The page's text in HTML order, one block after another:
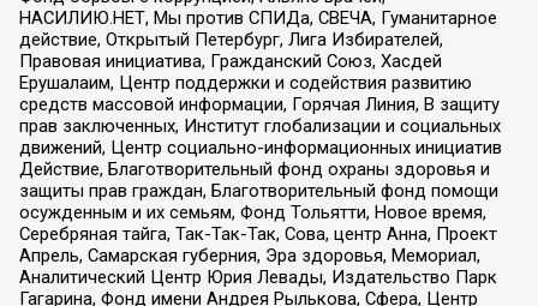
НАСИЛИЮ.НЕТ, Мы против СПИДа, СВЕЧА, Гуманитарное
действие, Открытый Петербург, Лига Избирателей,
Правовая инициатива, Гражданский Союз, Хасдей
Ерушалаим, Центр поддержки и содействия развитию
средств массовой информации, Горячая Линия, В защиту
прав заключенных, Институт глобализации и социальных
движений, Центр социально-информационных инициатив
Действие, Благотворительный фонд охраны здоровья и
защиты прав граждан, Благотворительный фонд помощи
осужденным и их семьям, Фонд Тольятти, Новое время,
Серебряная тайга, Так-Так-Так, Сова, центр Анна, Проект
Апрель, Самарская губерния, Эра здоровья, Мемориал,
Аналитический Центр Юрия Левады, Издательство Парк
Гагарина, Фонд имени Андрея Рылькова, Сфера, Центр